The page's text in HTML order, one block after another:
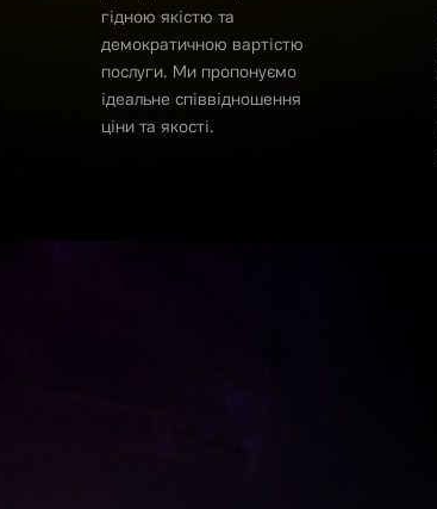
гідною якістю та
демократичною вартістю
послуги. Ми пропонуємо
ідеальне співвідношення
ціни та якості.